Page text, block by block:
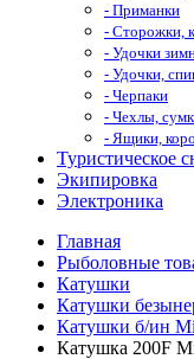
- Приманки
- Сторожки,
- Удочки
- Удочки,
- Черпаки
- Чехлы,
- Ящики,
Туристическое
Экипировка
Электроника
Главная
Рыболовные
Катушки
Катушки
Катушки б/ин
Катушка 200F